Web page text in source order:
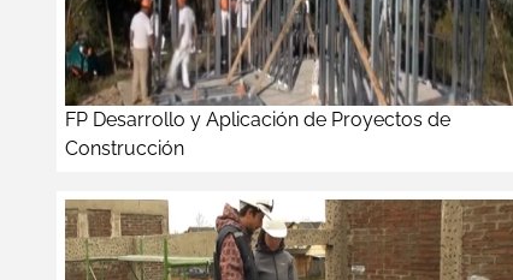
FP Desarrollo y Aplicación de Proyectos de
Construcción